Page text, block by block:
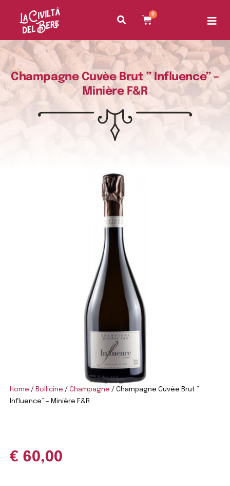
0
Champagne Cuvèe Brut ” Influence” –
Minière F&R
Home / Bollicine /Champagne / Champagne Cuvèe Brut ”
Influence” – Minière F&R
€ 60,00